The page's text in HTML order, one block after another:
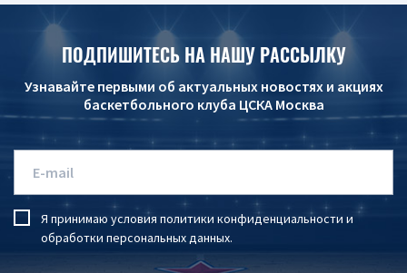
ПОДПИШИТЕСЬ НА НАШУ РАССЫЛКУ
Узнавайте первыми об актуальных новостях и акциях
баскетбольного клуба ЦСКА Москва
Я принимаю условия политики конфиденциальности и
обработки персональных данных.